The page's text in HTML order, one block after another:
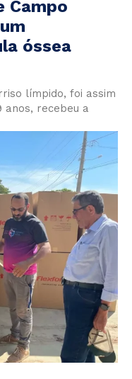
Campo
óssea
límpido, foi assim
anos, recebeu a